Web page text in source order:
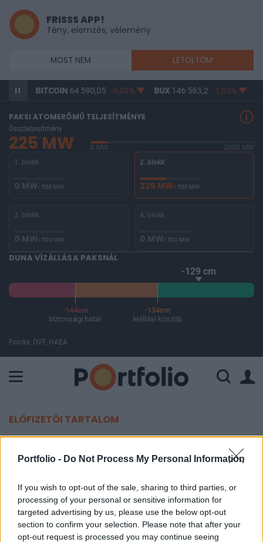
Portfolio - Do Not Process My Personal Information
If you wish to opt-out of the sale, sharing to third parties, or
processing of your personal or sensitive information for
targeted advertising by us, please use the below opt-out
section to confirm your selection. Please note that after your
opt-out request is processed you may continue seeing
FRISSS APP!
Tény, elemzés, vélemény
MOST NEM LETÖLTÖM
BITCOIN64 590,05 -0,02% BUX146 563,2 -1,03%
PAKSI ATOMERŐMŰ TELJESÍTMÉNYE
Összteljesítmény
225 MW 0 MW
2000 MW
1. blokk
0 MW/ 500 MW
2. blokk
225 MW/ 500 MW
3. blokk
0 MW/ 500 MW
4. blokk
0 MW/ 500 MW
DUNA VÍZÁLLÁSA PAKSNÁL
-129 cm
-144cm
biztonsági határ
-134cm
leállási küszöb
Forrás: OVF, HAEA
ELŐFIZETŐI TARTALOM
vezetése, miután két hitelminősítő
is döntést hozott
Portfolio
2024. május 28. 22:23